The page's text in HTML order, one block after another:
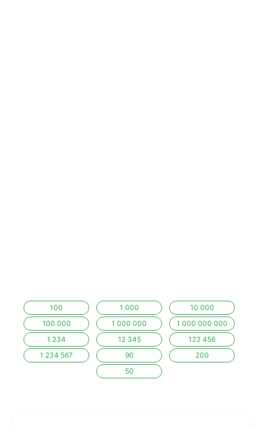
100 1 000
10 000
100 000
1 000 000
1 000 000 000
1 234
12 345
123 456
1 234 567
90
200
50